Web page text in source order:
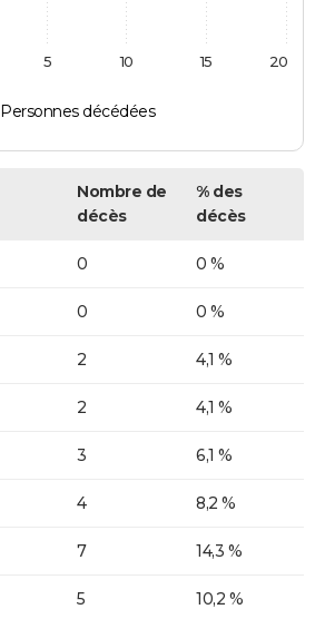
Personnes décédées
5 10 15 20
Nombre de
décès
% des
décès
0 0 %
0 0 %
2 4,1 %
2 4,1 %
3 6,1 %
4 8,2 %
7 14,3 %
5 10,2 %